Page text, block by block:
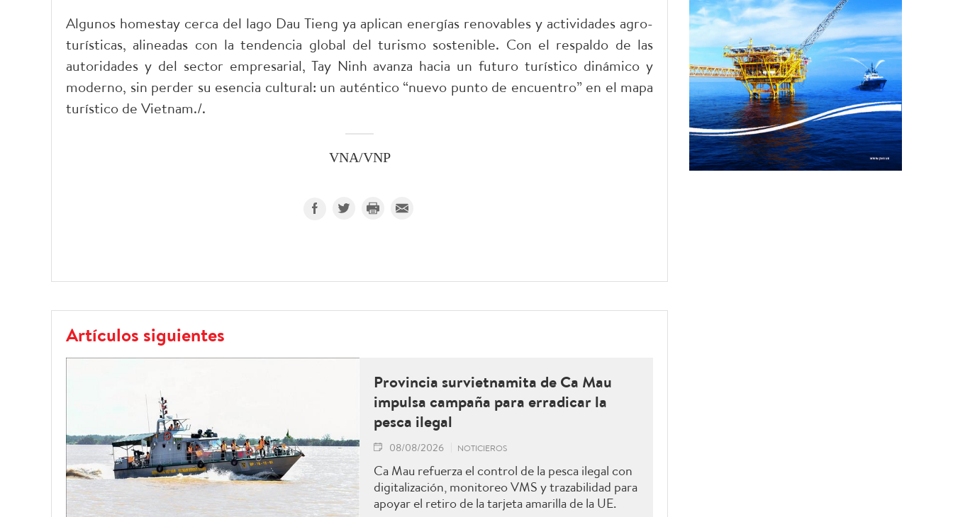
Algunos homestay cerca del lago Dau Tieng ya aplican energías renovables y actividades agro-
turísticas, alineadas con la tendencia global del turismo sostenible. Con el respaldo de las
autoridades y del sector empresarial, Tay Ninh avanza hacia un futuro turístico dinámico y
moderno, sin perder su esencia cultural: un auténtico “nuevo punto de encuentro” en el mapa
turístico de Vietnam./.
VNA/VNP
Artículos siguientes
Provincia survietnamita de Ca Mau
impulsa campaña para erradicar la
pesca ilegal
08/08/2026 NOTICIEROS
Ca Mau refuerza el control de la pesca ilegal con
digitalización, monitoreo VMS y trazabilidad para
apoyar el retiro de la tarjeta amarilla de la UE.